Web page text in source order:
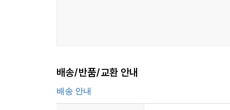
배송/반품/교환 안내
배송 안내